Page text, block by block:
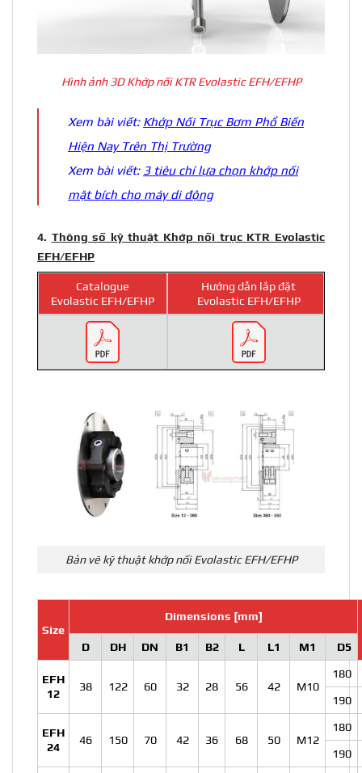
Hình ảnh 3D Khớp nối KTR Evolastic EFH/EFHP
Xem bài viết: Khớp Nối Trục Bơm Phổ Biến
Hiện Nay Trên Thị Trường
Xem bài viết: 3 tiêu chí lựa chọn khớp nối
mặt bích cho máy di động
4. Thông số kỹ thuật Khớp nối trục KTR Evolastic
EFH/EFHP
Catalogue
Evolastic EFH/EFHP
Hướng dẫn lắp đặt
Evolastic EFH/EFHP
Bản vẽ kỹ thuật khớp nối Evolastic EFH/EFHP
Size
Dimensions [mm]
D DH DN B1 B2 L L1 M1 D5
EFH
12
38 122 60 32 28 56 42 M10
180
190
EFH
24
46 150 70 42 36 68 50 M12
180
190